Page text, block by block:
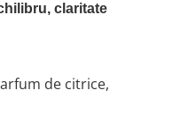
claritate
de citrice,